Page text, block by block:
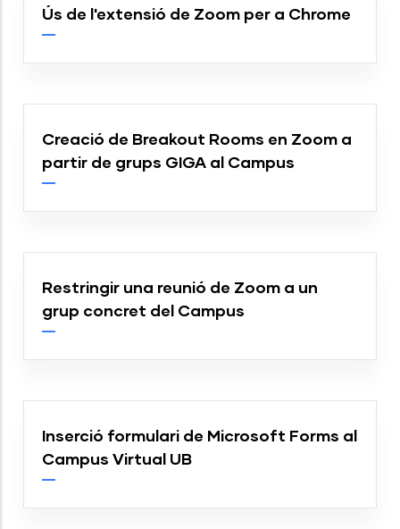
Ús de l'extensió de Zoom per a Chrome
Creació de Breakout Rooms en Zoom a
partir de grups GIGA al Campus
Restringir una reunió de Zoom a un
grup concret del Campus
Inserció formulari de Microsoft Forms al
Campus Virtual UB